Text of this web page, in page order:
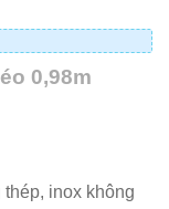
0,98m
inox không